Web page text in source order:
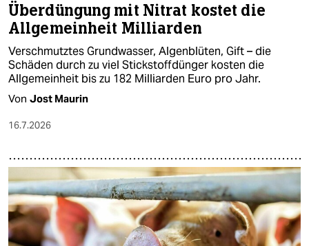
Überdüngung mit Nitrat kostet die
Allgemeinheit Milliarden
Verschmutztes Grundwasser, Algenblüten, Gift – die
Schäden durch zu viel Stickstoffdünger kosten die
Allgemeinheit bis zu 182 Milliarden Euro pro Jahr.
Von Jost Maurin
16.7.2026